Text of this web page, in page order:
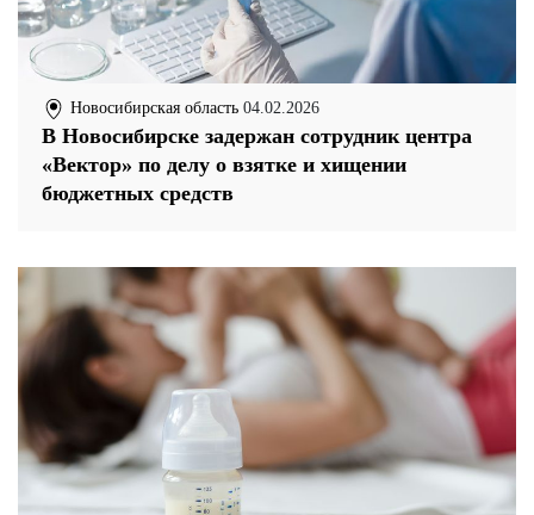
Новосибирская область 04.02.2026
В Новосибирске задержан сотрудник центра
«Вектор» по делу о взятке и хищении
бюджетных средств